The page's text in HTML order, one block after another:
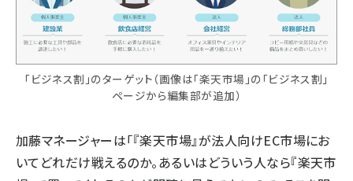
「ビジネス割」のターゲット（画像は「楽天市場」の「ビジネス割」
ページから編集部が追加）
加藤マネージャーは「『楽天市場』が法人向けEC市場にお
いてどれだけ戦えるのか。あるいはどういう人なら『楽天市